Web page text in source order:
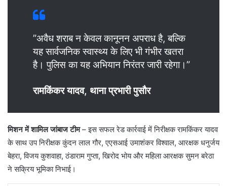
​”अवैध शराब न केवल कानूनन अपराध है, बल्कि
यह सार्वजनिक स्वास्थ्य के लिए भी गंभीर खतरा
है। पुलिस का यह अभियान निरंतर जारी रहेगा।”
रामकिंकर यादव, थाना प्रभारी पुसौर
मिशन में शामिल जांबाज टीम– इस सफल रेड कार्रवाई में निरीक्षक रामकिंकर यादव
के साथ उप निरीक्षक कुंदन लाल गौर, एएसआई उमाशंकर विश्वाल, आरक्षक धनुर्जय
बेहरा, विजय कुशवाहा, ठंडाराम गुप्ता, खिरोद भोय और महिला आरक्षक सुमन बरेठा
ने सक्रिय भूमिका निभाई।